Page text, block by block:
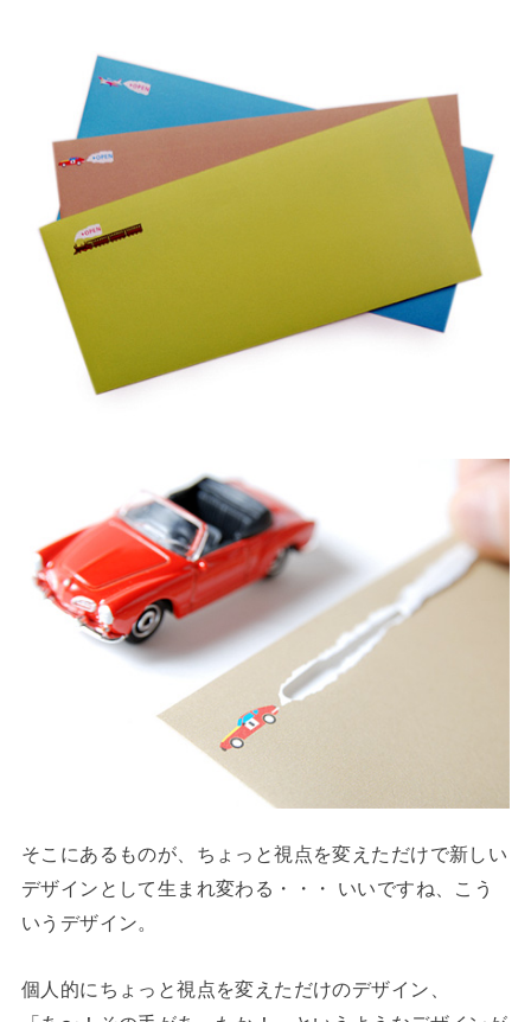
そこにあるものが、ちょっと視点を変えただけで新しい
デザインとして生まれ変わる・・・ いいですね、こう
いうデザイン。
個人的にちょっと視点を変えただけのデザイン、